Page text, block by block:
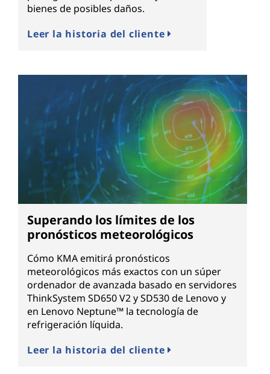
bienes de posibles daños.
Leer la historia del cliente
Superando los límites de los
pronósticos meteorológicos
Cómo KMA emitirá pronósticos
meteorológicos más exactos con un súper
ordenador de avanzada basado en servidores
ThinkSystem SD650 V2 y SD530 de Lenovo y
en Lenovo Neptune™ la tecnología de
refrigeración líquida.
Leer la historia del cliente